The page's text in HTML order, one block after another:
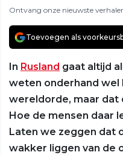
Ontvang onze nieuwste
Toevoegen als
In Rusland gaat altijd
weten onderhand wel
wereldorde, maar dat
Hoe de mensen daar
Laten we zeggen dat
wakker liggen van de